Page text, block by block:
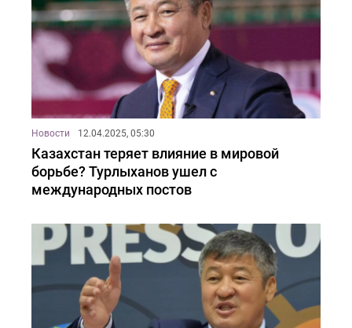
Новости 12.04.2025, 05:30
Казахстан теряет влияние в мировой
борьбе? Турлыханов ушел с
международных постов